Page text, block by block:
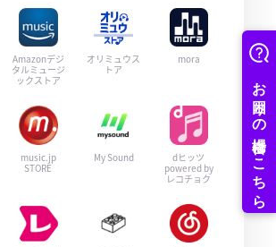
Amazonデジ
タルミュージ
ックストア
オリミュウス
トア
mora
music.jp
STORE
My Sound
dヒッツ
powered by
レコチョク